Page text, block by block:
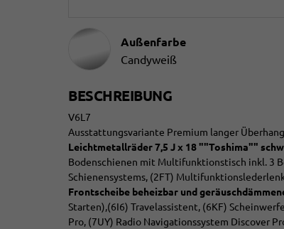
Außenfarbe
Candyweiß
BESCHREIBUNG
V6L7
Ausstattungsvariante Premium langer
Leichtmetallräder 7,5 J x 18 ""Toshima""
Bodenschienen mit Multifunktionstisch inkl. 3
Schienensystems, (2FT)
Frontscheibe beheizbar und
Starten),(6I6) Travelassistent, (6KF)
Pro, (7UY) Radio Navigationssystem Discover